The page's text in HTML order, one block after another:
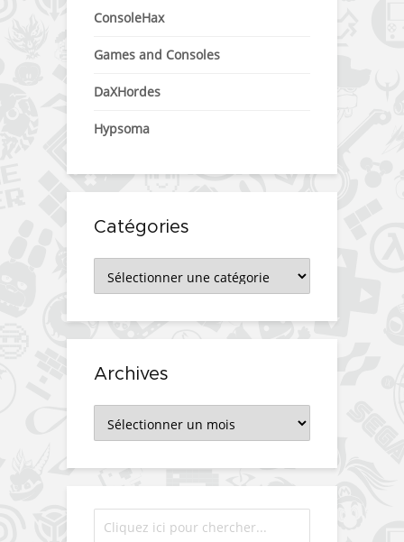
ConsoleHax
Games and Consoles
DaXHordes
Hypsoma
Catégories
Archives